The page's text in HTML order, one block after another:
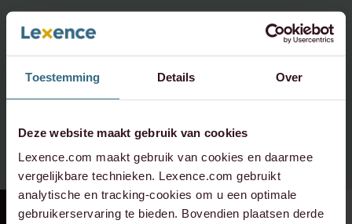
Toestemming Details Over
Deze website maakt gebruik van cookies
Lexence.com maakt gebruik van cookies en daarmee
vergelijkbare technieken. Lexence.com gebruikt
analytische en tracking-cookies om u een optimale
gebruikerservaring te bieden. Bovendien plaatsen derde
Heeft u vragen over dit
onderwerp,
neem contact op:
+31 20 573 6736
RECENTE ZAAK ⸱ 24-07-2026 RECENTE ZAAK⸱ 22-07-2026